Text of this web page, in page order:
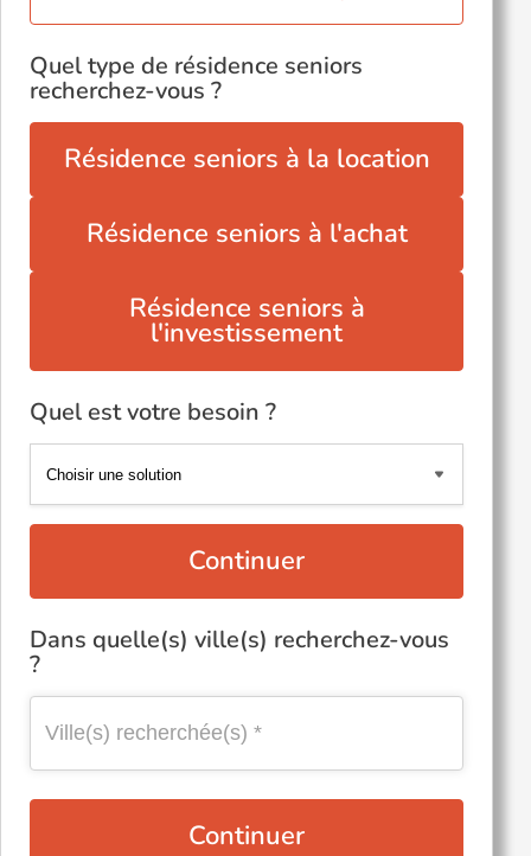
Quel type de résidence seniors
recherchez-vous ?
Résidence seniors à la location
Résidence seniors à l'achat
Résidence seniors à
l'investissement
Quel est votre besoin ?
Continuer
Dans quelle(s) ville(s) recherchez-vous
?
Continuer